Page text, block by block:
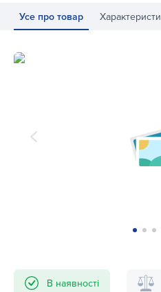
Усе про товар
Опора для лави InterAtletika
В наявності